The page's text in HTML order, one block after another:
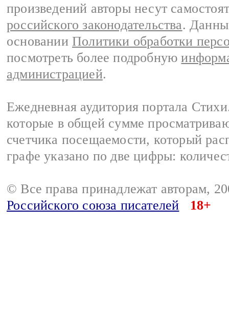
произведений авторы несут
российского законодательства.
основании Политики обработки
посмотреть более подробную
администрацией.
Ежедневная аудитория портала
которые в общей сумме
счетчика посещаемости, который
графе указано по две цифры:
© Все права принадлежат авторам,
Российского союза писателей
18+